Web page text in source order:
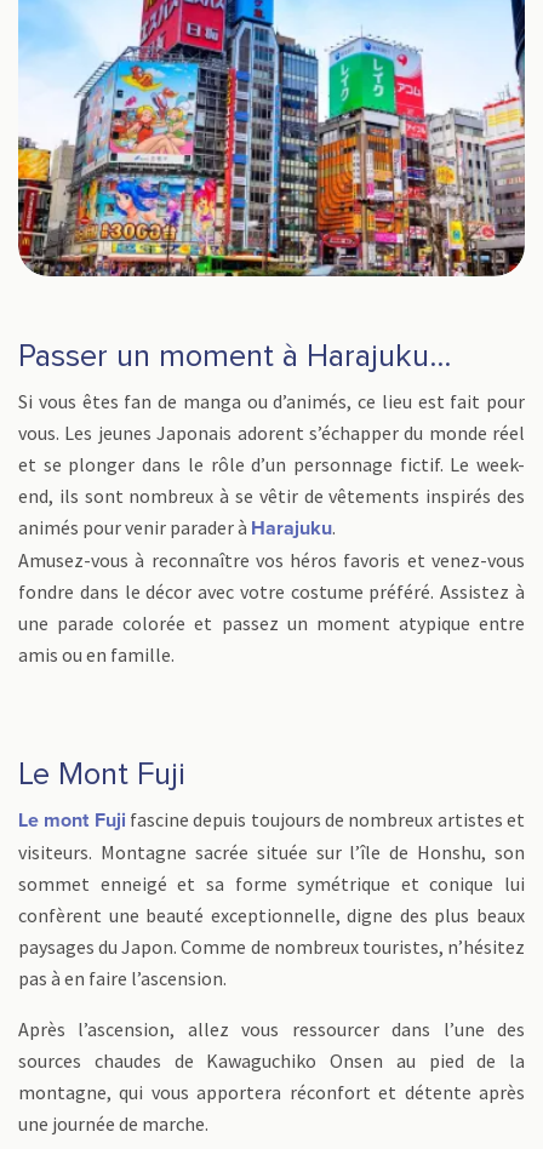
Passer un moment à Harajuku…
Si vous êtes fan de manga ou d’animés, ce lieu est fait pour
vous. Les jeunes Japonais adorent s’échapper du monde réel
et se plonger dans le rôle d’un personnage fictif. Le week-
end, ils sont nombreux à se vêtir de vêtements inspirés des
animés pour venir parader à Harajuku.
Amusez-vous à reconnaître vos héros favoris et venez-vous
fondre dans le décor avec votre costume préféré. Assistez à
une parade colorée et passez un moment atypique entre
amis ou en famille.
Le Mont Fuji
Le mont Fuji fascine depuis toujours de nombreux artistes et
visiteurs. Montagne sacrée située sur l’île de Honshu, son
sommet enneigé et sa forme symétrique et conique lui
confèrent une beauté exceptionnelle, digne des plus beaux
paysages du Japon. Comme de nombreux touristes, n’hésitez
pas à en faire l’ascension.
Après l’ascension, allez vous ressourcer dans l’une des
sources chaudes de Kawaguchiko Onsen au pied de la
montagne, qui vous apportera réconfort et détente après
une journée de marche.